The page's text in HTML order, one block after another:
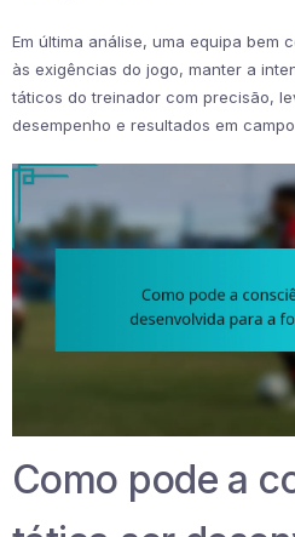
Em última análise, uma equipa bem
às exigências do jogo, manter a
táticos do treinador com precisão,
desempenho e resultados em
Como pode a